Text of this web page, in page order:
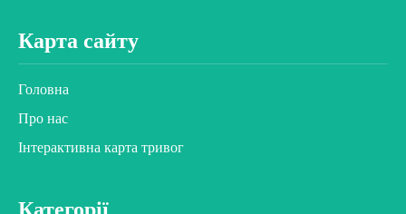
Карта сайту
Головна
Про нас
Інтерактивна карта тривог